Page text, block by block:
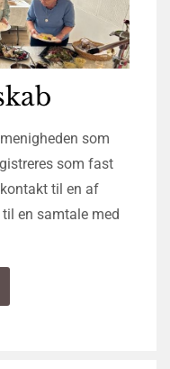
som
som fast
til en af
en samtale med